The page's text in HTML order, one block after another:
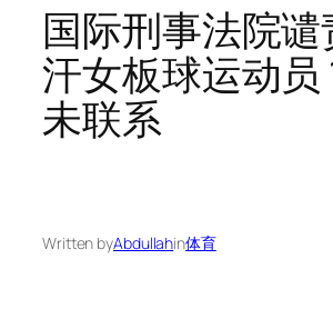
国际刑事法院谴
汗女板球运动员
未联系
Written byAbdullahin体育